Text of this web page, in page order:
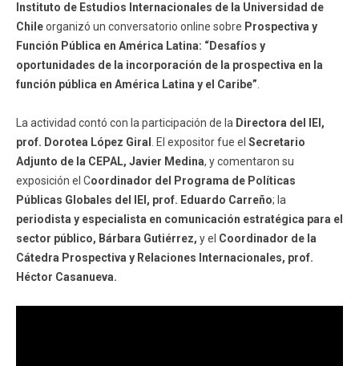
BIBLIOTECA
DEPARTAMENTOS
FACULTAD
Funcionarios Egresados
Instituto de Estudios Internacionales de la Universidad de
Chileorganizó un conversatorio online sobre Prospectiva y
Función Pública en América Latina: “Desafíos y
oportunidades de la incorporación de la prospectiva en la
función pública en América Latina y el Caribe”
La actividad contó con la participación de la Directora del IEI,
prof. Dorotea López Giral
. El expositor fue el Secretario
Adjunto de la CEPAL, Javier Medina, y comentaron su
exposición el Coordinador del Programa de Políticas
Públicas Globales del IEI, prof. Eduardo Carreño; la
periodista y especialista en comunicación estratégica para el
sector público, Bárbara Gutiérrez, y el Coordinador de la
Cátedra Prospectiva y Relaciones Internacionales, prof.
Héctor Casanueva.